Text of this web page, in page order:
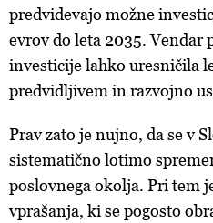
predvidevajo možne
evrov do leta 2035. Vendar
investicije lahko uresničila
predvidljivem in razvojno
Prav zato je nujno, da se v
sistematično lotimo
poslovnega okolja. Pri tem
vprašanja, ki se pogosto